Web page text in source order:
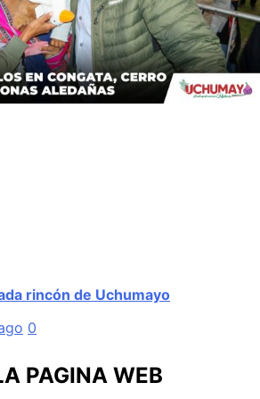
rincón de Uchumayo
0
PAGINA WEB